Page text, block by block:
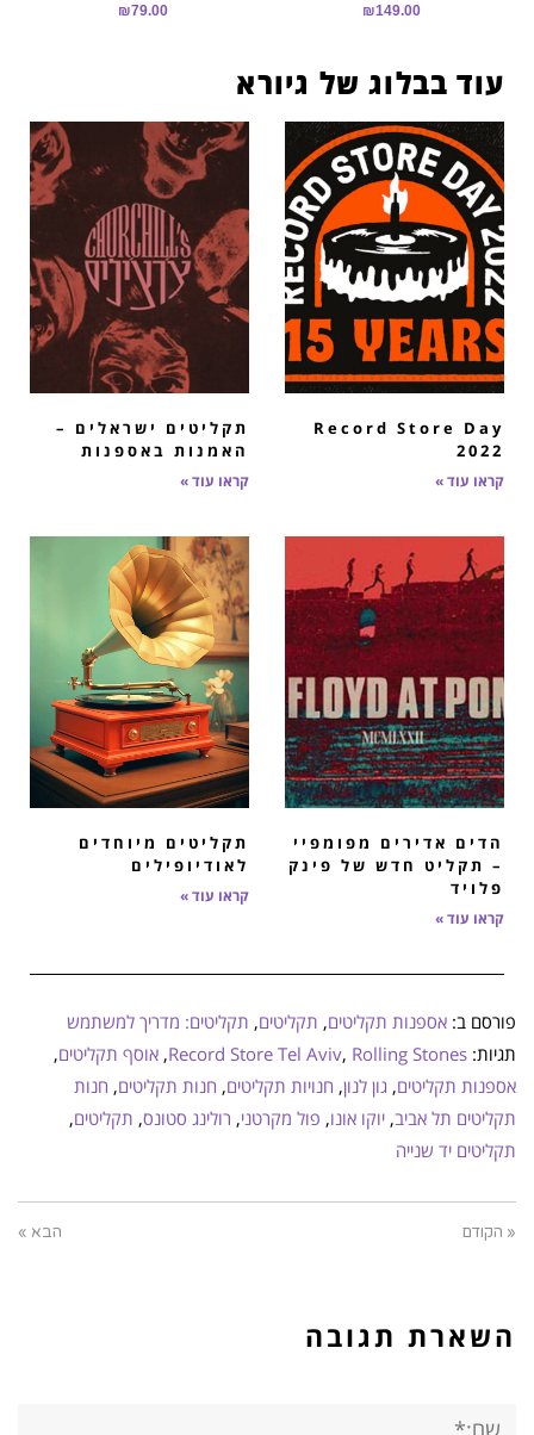
₪149.00
₪79.00
עוד בבלוג של גיורא
Record Store Day
2022
קראו עוד »
תקליטים ישראלים –
האמנות באספנות
קראו עוד »
הדים אדירים מפומפיי
– תקליט חדש של פינק
פלויד
קראו עוד »
תקליטים מיוחדים
לאודיופילים
קראו עוד »
פורסם ב: אספנות תקליטים, תקליטים, תקליטים: מדריך למשתמש
תגיות:
Record Store Tel Aviv, Rolling Stones
, אוסף תקליטים,
אספנות תקליטים, גון לנון, חנויות תקליטים, חנות תקליטים, חנות
תקליטים תל אביב, יוקו אונו, פול מקרטני, רולינג סטונס, תקליטים,
תקליטים יד שנייה
« הקודם הבא »
השארת תגובה